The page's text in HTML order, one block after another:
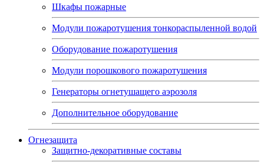
Шкафы пожарные
Модули пожаротушения тонкораспыленной водой
Оборудование пожаротушения
Модули порошкового пожаротушения
Генераторы огнетушащего аэрозоля
Дополнительное оборудование
Огнезащита
Защитно-декоративные составы